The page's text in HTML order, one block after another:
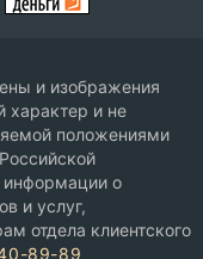
и изображения
характер и не
положениями
информации о
и услуг,
отдела клиентского
89-89